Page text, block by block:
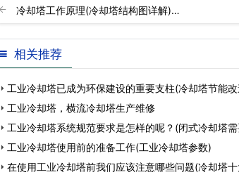
冷却塔工作原理(冷却塔结构图详解)…
相关推荐
工业冷却塔已成为环保建设的重要支柱(冷却塔节能
工业冷却塔，横流冷却塔生产维修
工业冷却塔系统规范要求是怎样的呢？(闭式冷却塔
么)工业冷却塔使用前的准备工作(工业冷却塔参数)
在使用工业冷却塔前我们应该注意哪些问题(冷却塔